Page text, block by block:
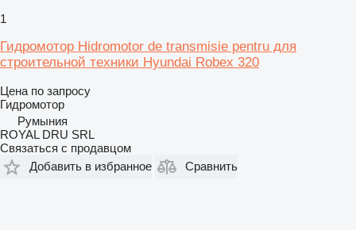
1
Гидромотор Hidromotor de transmisie pentru для
строительной техники Hyundai Robex 320
Цена по запросу
Гидромотор
Румыния
ROYAL DRU SRL
Связаться с продавцом
Добавить в избранное
Сравнить